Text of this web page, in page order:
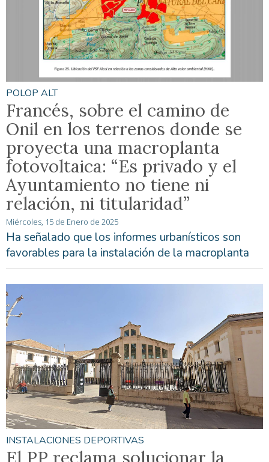
POLOP ALT
Francés, sobre el camino de
Onil en los terrenos donde se
proyecta una macroplanta
fotovoltaica: “Es privado y el
Ayuntamiento no tiene ni
relación, ni titularidad”
Miércoles, 15 de Enero de 2025
Ha señalado que los informes urbanísticos son
favorables para la instalación de la macroplanta
INSTALACIONES DEPORTIVAS